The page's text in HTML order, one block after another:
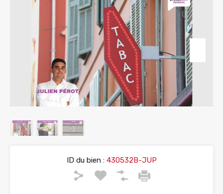
ID du bien :430532B-JUP